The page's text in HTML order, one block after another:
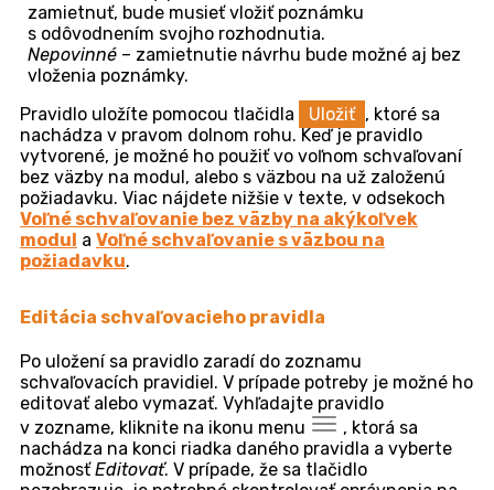
Názov– názov, pod ktorým sa dané pravidlo bude
zobrazovať v zozname schvaľovacích pravidiel. Slúži
na stručnú charakterizáciu pravidla. Názov sa
neprenáša do samotného schvaľovacieho procesu.
Popis– pole pre vloženie detailnejších informácií
o schvaľovacom pravidle. Vyplnenie tohto poľa nie je
povinné. Popis sa neprenáša do samotného
schvaľovacieho procesu.
Spôsob schvaľovania –pri zakladaní pravidla pre
voľné schvaľovanie sa automaticky vyplní možnosť
voľného schvaľovania bude viazaný na viacerých
schvaľovateľov, každý z nich sa k schvaľovaniu bude
môcť vyjadriť, bez ohľadu na to, či sa pred ním už
vyjadrili iní schvaľovatelia. Čiže poradie, v akom sa
jednotlivý schvaľovatelia k procesu vyjadria, nie je
ničím obmedzený. Toto nastavenie v prípade voľného
schvaľovania nie je možné meniť.
Poznámka pre schválenie